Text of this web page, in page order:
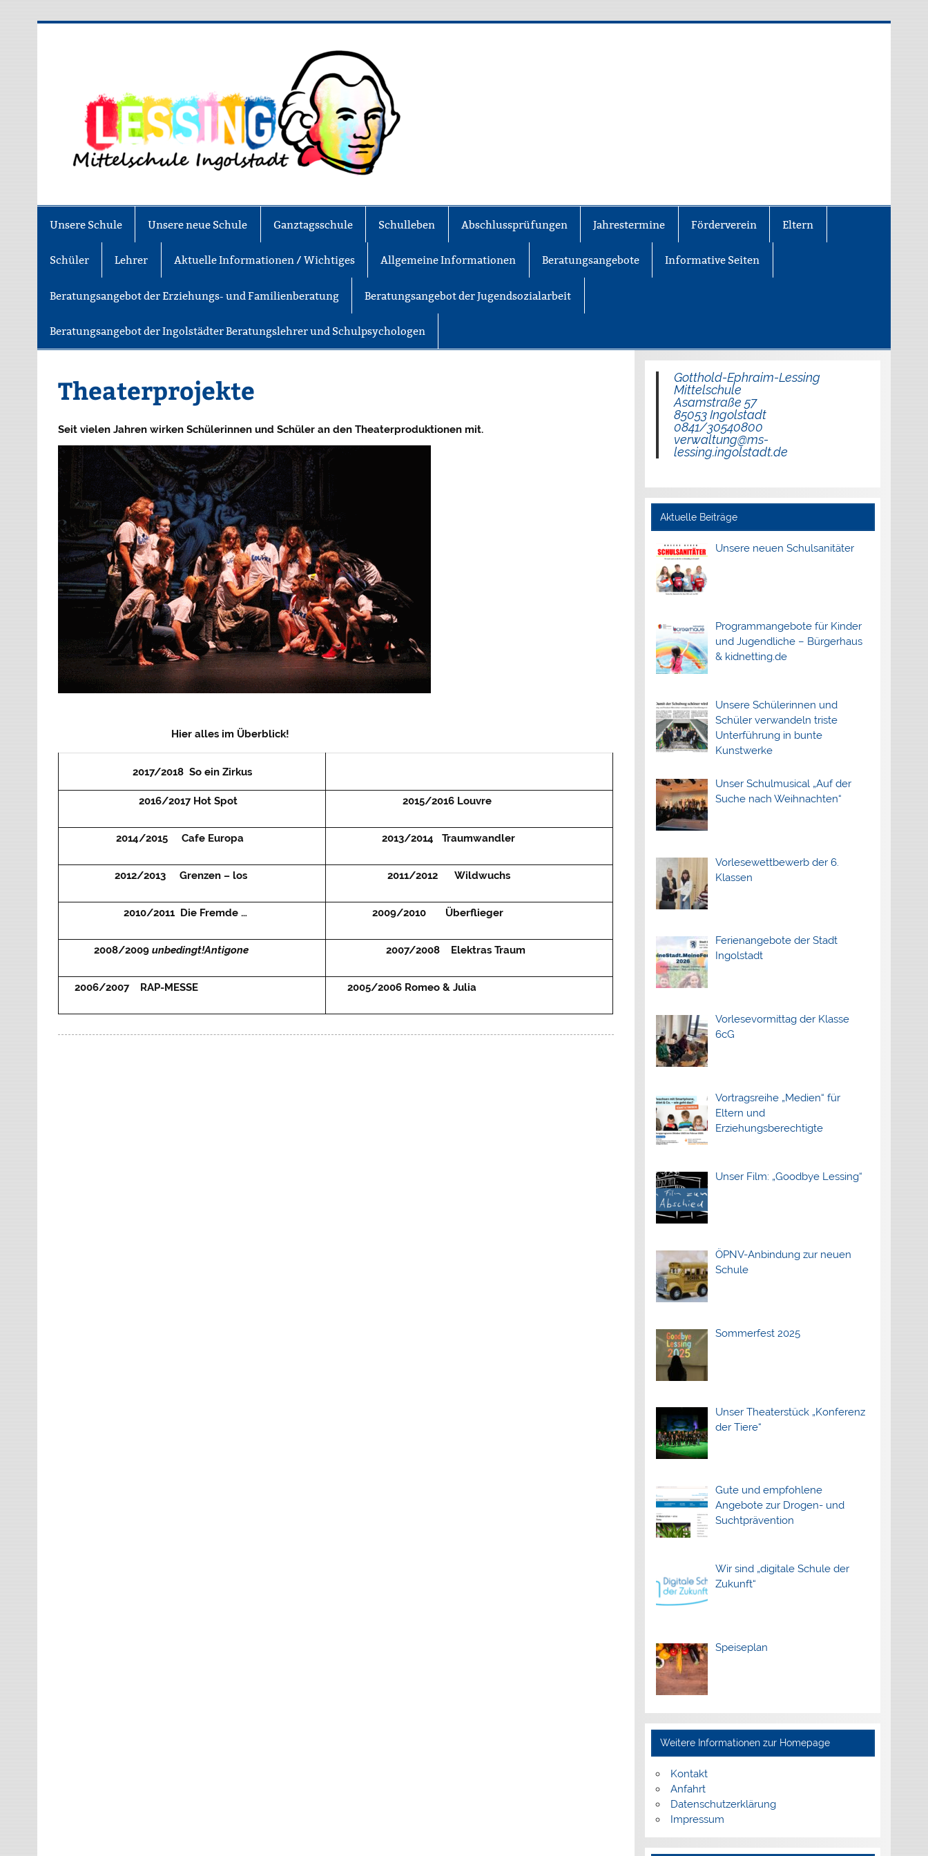
Unsere Schule Unsere neue Schule Ganztagsschule Schulleben Abschlussprüfungen Jahrestermine Förderverein Eltern
Schüler Lehrer Aktuelle Informationen / Wichtiges Allgemeine Informationen Beratungsangebote Informative Seiten
Beratungsangebot der Erziehungs- und Familienberatung Beratungsangebot der Jugendsozialarbeit
Beratungsangebot der Ingolstädter Beratungslehrer und Schulpsychologen
Theaterprojekte
Seit vielen Jahren wirken Schülerinnen und Schüler an den Theaterproduktionen mit.
Hier alles im Überblick!
2017/2018 So ein Zirkus
2016/2017 Hot Spot 2015/2016 Louvre
2014/2015 Cafe Europa 2013/2014 Traumwandler
2012/2013 Grenzen – los 2011/2012 Wildwuchs
2010/2011 Die Fremde … 2009/2010 Überflieger
2008/2009unbedingt!Antigone 2007/2008 Elektras Traum
2006/2007 RAP-MESSE 2005/2006 Romeo & Julia
Gotthold-Ephraim-Lessing
Mittelschule
Asamstraße 57
85053 Ingolstadt
0841/30540800
verwaltung@ms-
lessing.ingolstadt.de
Aktuelle Beiträge
Unsere neuen Schulsanitäter
Programmangebote für Kinder
und Jugendliche – Bürgerhaus
& kidnetting.de
Unsere Schülerinnen und
Schüler verwandeln triste
Unterführung in bunte
Kunstwerke
Unser Schulmusical „Auf der
Suche nach Weihnachten“
Vorlesewettbewerb der 6.
Klassen
Ferienangebote der Stadt
Ingolstadt
Vorlesevormittag der Klasse
6cG
Vortragsreihe „Medien“ für
Eltern und
Erziehungsberechtigte
Unser Film: „Goodbye Lessing“
ÖPNV-Anbindung zur neuen
Schule
Sommerfest 2025
Unser Theaterstück „Konferenz
der Tiere“
Gute und empfohlene
Angebote zur Drogen- und
Suchtprävention
Wir sind „digitale Schule der
Zukunft“
Speiseplan
Weitere Informationen zur Homepage
Kontakt
Anfahrt
Datenschutzerklärung
Impressum